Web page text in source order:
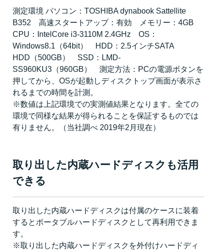
測定環境 パソコン：TOSHIBA dynabook Sattellite
B352 高速スタートアップ：有効 メモリー：4GB
CPU：IntelCore i3-3110M 2.4GHz OS：
Windows8.1（64bit） HDD：2.5インチSATA
HDD（500GB） SSD：LMD-
SS960KU3（960GB） 測定方法：PCの電源ボタンを
押してから、OSが起動しディスクトップ画面が表示さ
れるまでの時間を計測。
※数値は上記環境での実測値結果となります。全ての
環境で同様な結果が得られることを保証するものでは
有りません。（当社調べ 2019年2月現在）
取り出した内蔵ハードディスクも活用
できる
取り出した内蔵ハードディスクは付属のケースに装着
するとポータブルハードディスクとして再利用できま
す。
※取り出した内蔵ハードディスクを外付けハードディ